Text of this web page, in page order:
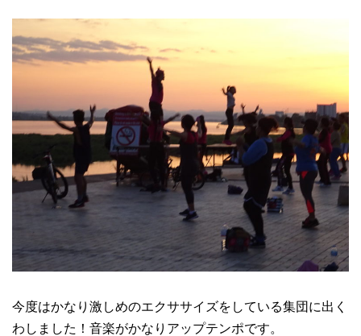
今度はかなり激しめのエクササイズをしている集団に出く
わしました！音楽がかなりアップテンポです。